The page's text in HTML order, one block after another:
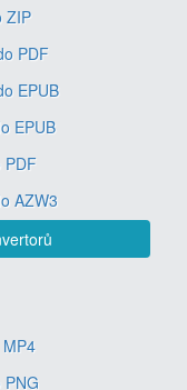
ZIP
PDF
EPUB
EPUB
PDF
AZW3
MP4
PNG